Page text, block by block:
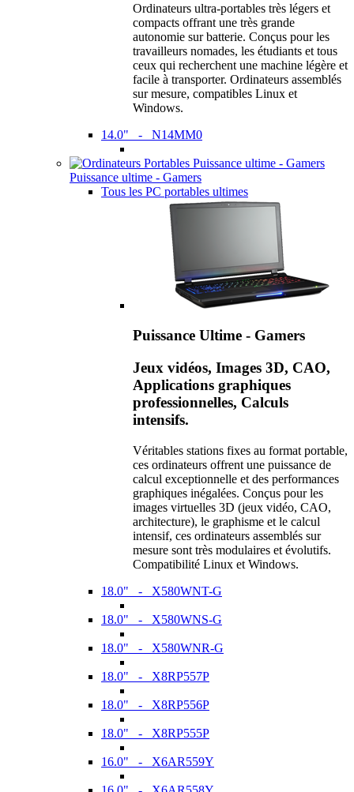
Ordinateurs ultra-portables très légers et
compacts offrant une très grande
autonomie sur batterie. Conçus pour les
travailleurs nomades, les étudiants et tous
ceux qui recherchent une machine légère et
facile à transporter. Ordinateurs assemblés
sur mesure, compatibles Linux et
Windows.
14.0" - N14MM0
Puissance ultime - Gamers
Tous les PC portables ultimes
Puissance Ultime - Gamers
Jeux vidéos, Images 3D, CAO,
Applications graphiques
professionnelles, Calculs
intensifs.
Véritables stations fixes au format portable,
ces ordinateurs offrent une puissance de
calcul exceptionnelle et des performances
graphiques inégalées. Conçus pour les
images virtuelles 3D (jeux vidéo, CAO,
architecture), le graphisme et le calcul
intensif, ces ordinateurs assemblés sur
mesure sont très modulaires et évolutifs.
Compatibilité Linux et Windows.
18.0" - X580WNT-G
18.0" - X580WNS-G
18.0" - X580WNR-G
18.0" - X8RP557P
18.0" - X8RP556P
18.0" - X8RP555P
16.0" - X6AR559Y